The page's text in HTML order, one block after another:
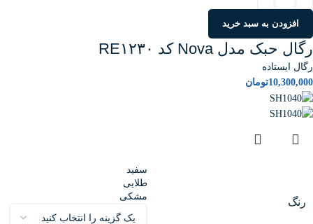
افزودن به سبد خرید
رگال حبک مدل Nova کد RE۱۲۳۰
رگال ایستاده
10,300,000تومان
رنگ
سفید
طلایی
مشکی